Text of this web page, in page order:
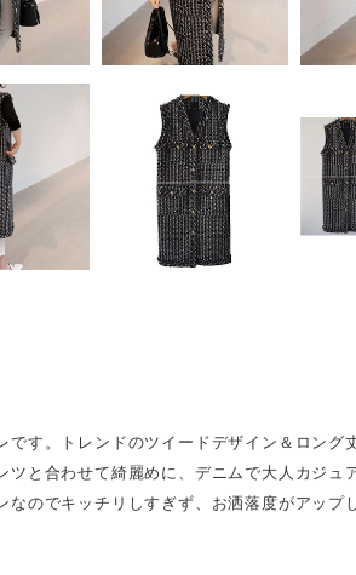
です。トレンドのツイードデザイン＆ロン
と合わせて綺麗めに、デニムで大人カジュ
のでキッチリしすぎず、お洒落度がアップ